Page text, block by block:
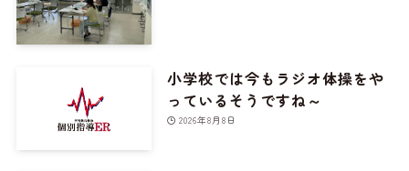
小学校では今もラジオ体操をや
っているそうですね～
2026年8月8日